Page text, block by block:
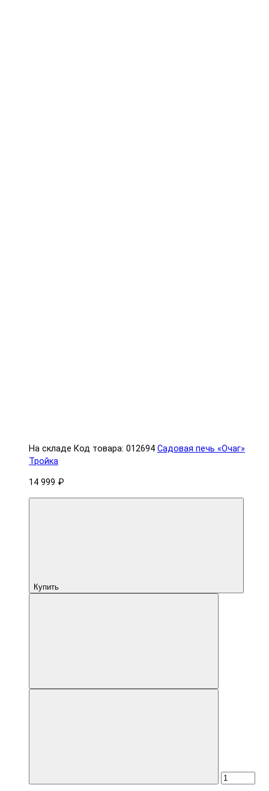
На складе Код товара: 012694 Садовая печь «Очаг»
Тройка
14 999 ₽
Купить